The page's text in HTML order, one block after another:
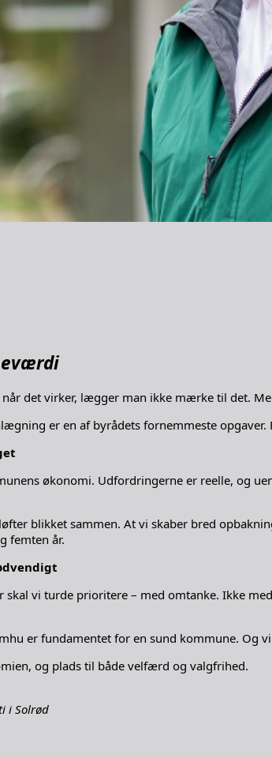
det virker, lægger man ikke mærke til det.
er en af byrådets fornemmeste
økonomi. Udfordringerne er reelle, og
blikket sammen. At vi skaber bred
femten år.
vi turde prioritere – med omtanke. Ikke
er fundamentet for en sund kommune. Og
og plads til både velfærd og valgfrihed.
i Solrød